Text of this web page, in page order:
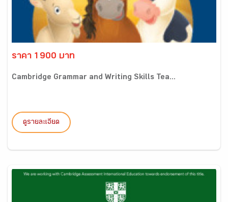
ราคา 1900 บาท
Cambridge Grammar and Writing Skills Tea...
ดูรายละเอียด